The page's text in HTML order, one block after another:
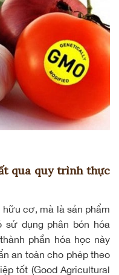
qua quy trình thực
cơ, mà là sản phẩm
dụng phân bón hóa
phần hóa học này
an toàn cho phép theo
tốt (Good Agricultural